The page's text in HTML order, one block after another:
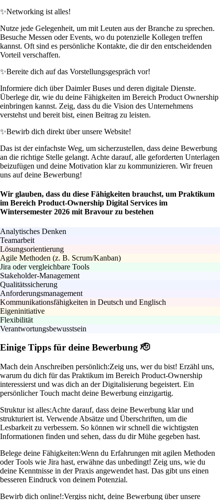
✨Networking ist alles!
Nutze jede Gelegenheit, um mit Leuten aus der Branche zu sprechen.
Besuche Messen oder Events, wo du potenzielle Kollegen treffen
kannst. Oft sind es persönliche Kontakte, die dir den entscheidenden
Vorteil verschaffen.
✨Bereite dich auf das Vorstellungsgespräch vor!
Informiere dich über Daimler Buses und deren digitale Dienste.
Überlege dir, wie du deine Fähigkeiten im Bereich Product Ownership
einbringen kannst. Zeig, dass du die Vision des Unternehmens
verstehst und bereit bist, einen Beitrag zu leisten.
✨Bewirb dich direkt über unsere Website!
Das ist der einfachste Weg, um sicherzustellen, dass deine Bewerbung
an die richtige Stelle gelangt. Achte darauf, alle geforderten Unterlagen
beizufügen und deine Motivation klar zu kommunizieren. Wir freuen
uns auf deine Bewerbung!
Wir glauben, dass du diese Fähigkeiten brauchst, um Praktikum
im Bereich Product-Ownership Digital Services im
Wintersemester 2026 mit Bravour zu bestehen
Analytisches Denken
Teamarbeit
Lösungsorientierung
Agile Methoden (z. B. Scrum/Kanban)
Jira oder vergleichbare Tools
Stakeholder-Management
Qualitätssicherung
Anforderungsmanagement
Kommunikationsfähigkeiten in Deutsch und Englisch
Eigeninitiative
Flexibilität
Verantwortungsbewusstsein
Einige Tipps für deine Bewerbung 🫡
Mach dein Anschreiben persönlich:Zeig uns, wer du bist! Erzähl uns,
warum du dich für das Praktikum im Bereich Product-Ownership
interessierst und was dich an der Digitalisierung begeistert. Ein
persönlicher Touch macht deine Bewerbung einzigartig.
Struktur ist alles:Achte darauf, dass deine Bewerbung klar und
strukturiert ist. Verwende Absätze und Überschriften, um die
Lesbarkeit zu verbessern. So können wir schnell die wichtigsten
Informationen finden und sehen, dass du dir Mühe gegeben hast.
Belege deine Fähigkeiten:Wenn du Erfahrungen mit agilen Methoden
oder Tools wie Jira hast, erwähne das unbedingt! Zeig uns, wie du
deine Kenntnisse in der Praxis angewendet hast. Das gibt uns einen
besseren Eindruck von deinem Potenzial.
Bewirb dich online!:Vergiss nicht, deine Bewerbung über unsere